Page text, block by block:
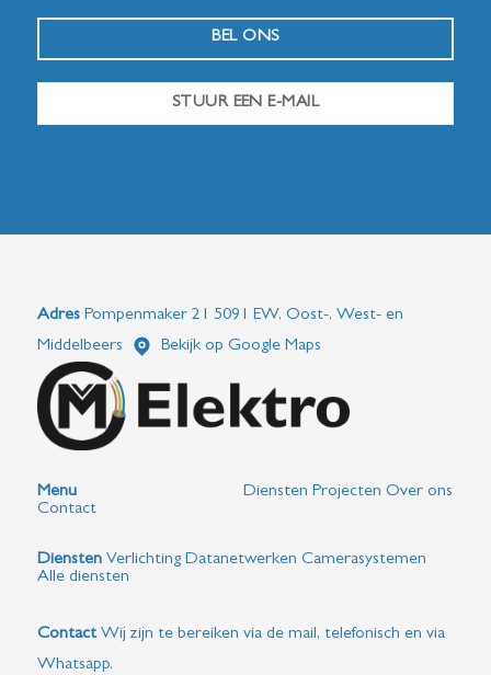
BEL ONS
STUUR EEN E-MAIL
AdresPompenmaker 21 5091 EW, Oost-, West- en
Middelbeers
Bekijk op Google Maps
Menu Diensten Projecten Over ons
Contact
Diensten Verlichting Datanetwerken Camerasystemen
Alle diensten
ContactWij zijn te bereiken via de mail, telefonisch en via
Whatsapp.